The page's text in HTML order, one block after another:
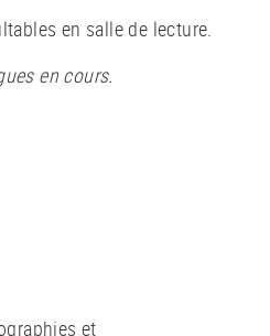
en salle de lecture.
en cours.
et